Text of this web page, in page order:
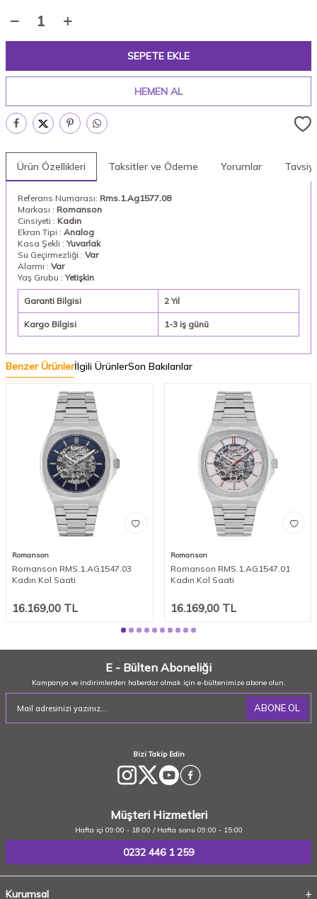
SEPETE EKLE
HEMEN AL
Ürün Özellikleri Taksitler ve Ödeme Yorumlar
Referans Numarası: Rms.1.Ag1577.08
Markası : Romanson
Cinsiyeti : Kadın
Ekran Tipi : Analog
Kasa Şekli :Yuvarlak
Su Geçirmezliği : Var
Alarmı : Var
Yaş Grubu :Yetişkin
Garanti Bilgisi 2 Yıl
Kargo Bilgisi 1-3 iş günü
Benzer Ürünlerİlgili ÜrünlerSon Bakılanlar
Romanson
Romanson RMS.1.AG1547.03
Kadın Kol Saati
16.169,00 TL
Romanson
Romanson RMS.1.AG1547.01
Kadın Kol Saati
16.169,00TL
E - Bülten Aboneliği
Kampanya ve indirimlerden haberdar olmak için e-bültenimize abone olun.
ABONE OL
Bizi Takip Edin
Müşteri Hizmetleri
Hafta içi 09:00 - 18:00 / Hafta sonu 09:00 - 15:00
0232 446 1 259
Kurumsal